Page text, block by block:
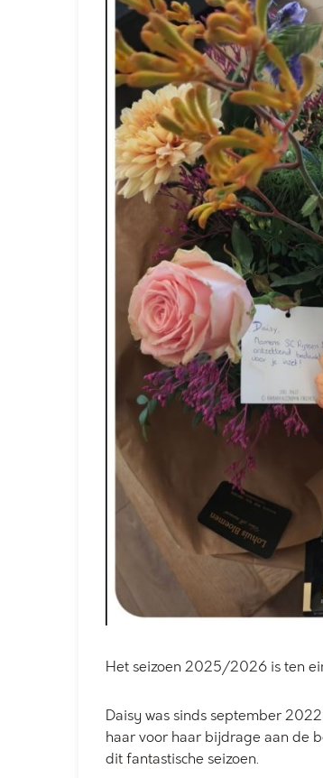
Het seizoen 2025/2026 is ten
Daisy was sinds september
haar voor haar bijdrage aan de
dit fantastische seizoen.